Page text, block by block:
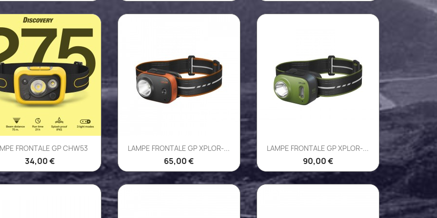
Aperçu rapide
FRONTALE GP CHW53
34,00 €
Aperçu rapide
LAMPE FRONTALE GP XPLOR-...
65,00 €
Aperçu rapide
LAMPE FRONTALE GP XPLOR-...
90,00 €